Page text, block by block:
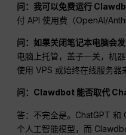
问：我可以免费运行
付 API 使用费（OpenAI/
问：如果关闭笔记本电脑会发
电脑上托管，盖子一关，机
使用 VPS 或始终在线服务器
问：Clawdbot 能否取代
答：不完全是。ChatGPT 和
个人工智能模型，而